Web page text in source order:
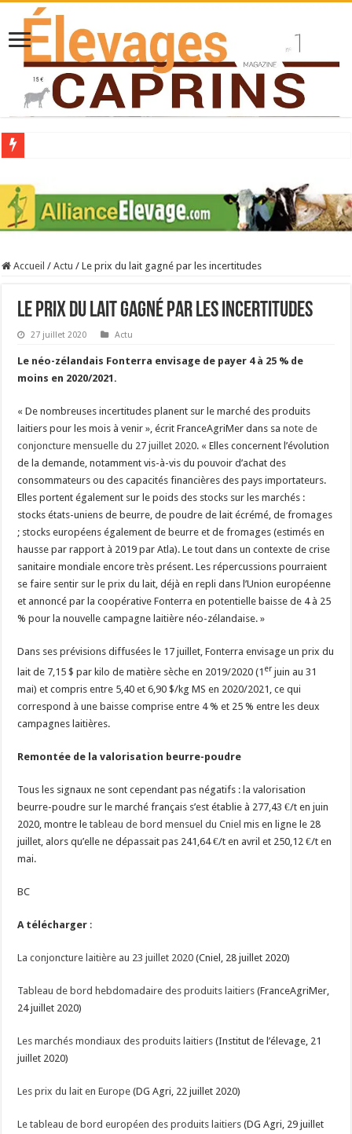
Stress thermique : quelles solutions concrètes pour protéger son troupeau ?
40 ans du Space : une présentation caprine quotidienne
La collecte de lait de chèvre confirme son rebond
Accueil / Actu / Le prix du lait gagné par les incertitudes
Le prix du lait gagné par les incertitudes
27 juillet 2020 Actu
Le néo-zélandais Fonterra envisage de payer 4 à 25 % de
moins en 2020/2021.
« De nombreuses incertitudes planent sur le marché des produits
laitiers pour les mois à venir », écrit FranceAgriMer dans sanote de
conjoncture mensuelle du 27 juillet 2020. « Elles concernent l’évolution
de la demande, notamment vis-à-vis du pouvoir d’achat des
consommateurs ou des capacités financières des pays importateurs.
Elles portent également sur le poids des stocks sur les marchés :
stocks états-uniens de beurre, de poudre de lait écrémé, de fromages
; stocks européens également de beurre et de fromages (estimés en
hausse par rapport à 2019 par Atla). Le tout dans un contexte de crise
sanitaire mondiale encore très présent. Les répercussions pourraient
se faire sentir sur le prix du lait, déjà en repli dans l’Union européenne
et annoncé par la coopérative Fonterra en potentielle baisse de 4 à 25
% pour la nouvelle campagne laitière néo-zélandaise. »
Dans ses prévisions diffusées le 17 juillet, Fonterra envisage un prix du
lait de 7,15 $ par kilo de matière sèche en 2019/2020 (1 er juin au 31
mai) et compris entre 5,40 et 6,90 $/kg MS en 2020/2021, ce qui
correspond à une baisse comprise entre 4 % et 25 % entre les deux
campagnes laitières.
Remontée de la valorisation beurre-poudre
Tous les signaux ne sont cependant pas négatifs : la valorisation
beurre-poudre sur le marché français s’est établie à 277,43 €/t en juin
2020, montre letableau de bord mensuel du Cniel mis en ligne le 28
juillet, alors qu’elle ne dépassait pas 241,64 €/t en avril et 250,12 €/t en
mai.
BC
A télécharger :
La conjoncture laitière au 23 juillet 2020 (Cniel, 28 juillet 2020)
Tableau de bord hebdomadaire des produits laitiers (FranceAgriMer,
24 juillet 2020)
Les marchés mondiaux des produits laitiers (Institut de l’élevage, 21
juillet 2020)
Les prix du lait en Europe (DG Agri, 22 juillet 2020)
Le tableau de bord européen des produits laitiers (DG Agri, 29 juillet